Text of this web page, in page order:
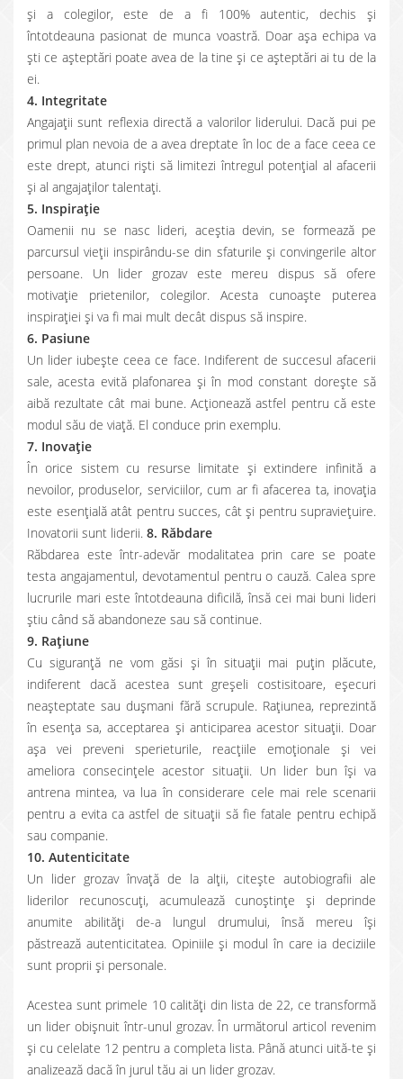
şi a colegilor, este de a fi 100% autentic, dechis și
întotdeauna pasionat de munca voastră. Doar așa echipa va
ști ce așteptări poate avea de la tine și ce așteptări ai tu de la
ei.
4. Integritate
Angajaţii sunt reflexia directă a valorilor liderului. Dacă pui pe
primul plan nevoia de a avea dreptate în loc de a face ceea ce
este drept, atunci rişti să limitezi întregul potenţial al afacerii
şi al angajaţilor talentaţi.
5. Inspiraţie
Oamenii nu se nasc lideri, aceştia devin, se formează pe
parcursul vieţii inspirându-se din sfaturile şi convingerile altor
persoane. Un lider grozav este mereu dispus să ofere
motivaţie prietenilor, colegilor. Acesta cunoaşte puterea
inspiraţiei şi va fi mai mult decât dispus să inspire.
6. Pasiune
Un lider iubeşte ceea ce face. Indiferent de succesul afacerii
sale, acesta evită plafonarea și în mod constant doreşte să
aibă rezultate cât mai bune. Acţionează astfel pentru că este
modul său de viaţă. El conduce prin exemplu.
7. Inovaţie
În orice sistem cu resurse limitate și extindere infinită a
nevoilor, produselor, serviciilor, cum ar fi afacerea ta, inovaţia
este esențială atât pentru succes, cât și pentru supraviețuire.
Inovatorii sunt liderii. 8. Răbdare
Răbdarea este într-adevăr modalitatea prin care se poate
testa angajamentul, devotamentul pentru o cauză. Calea spre
lucrurile mari este întotdeauna dificilă, însă cei mai buni lideri
ştiu când să abandoneze sau să continue.
9. Raţiune
Cu siguranţă ne vom găsi şi în situaţii mai puţin plăcute,
indiferent dacă acestea sunt greşeli costisitoare, eşecuri
neaşteptate sau duşmani fără scrupule. Raţiunea, reprezintă
în esenţa sa, acceptarea şi anticiparea acestor situaţii. Doar
aşa vei preveni sperieturile, reacţiile emoţionale şi vei
ameliora consecințele acestor situații. Un lider bun îşi va
antrena mintea, va lua în considerare cele mai rele scenarii
pentru a evita ca astfel de situaţii să fie fatale pentru echipă
sau companie.
10. Autenticitate
Un lider grozav învaţă de la alţii, citeşte autobiografii ale
liderilor recunoscuţi, acumulează cunoştinţe şi deprinde
anumite abilităţi de-a lungul drumului, însă mereu își
păstrează autenticitatea. Opiniile şi modul în care ia deciziile
sunt proprii şi personale.
Acestea sunt primele 10 calităţi din lista de 22, ce transformă
un lider obişnuit într-unul grozav. În următorul articol revenim
şi cu celelate 12 pentru a completa lista. Până atunci uită-te şi
analizează dacă în jurul tău ai un lider grozav.